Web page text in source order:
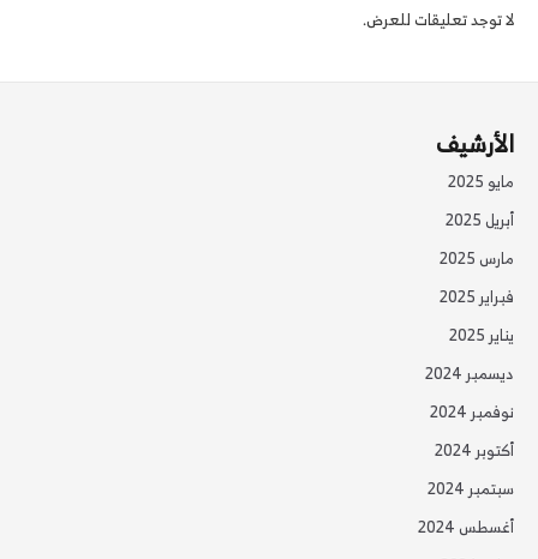
لا توجد تعليقات للعرض.
الأرشيف
مايو 2025
أبريل 2025
مارس 2025
فبراير 2025
يناير 2025
ديسمبر 2024
نوفمبر 2024
أكتوبر 2024
سبتمبر 2024
أغسطس 2024